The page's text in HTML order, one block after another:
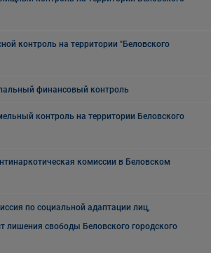
контроль на территории "Беловского
финансовый контроль
контроль на территории Беловского
комиссии в Беловском
по социальной адаптации лиц,
лишения свободы Беловского городского